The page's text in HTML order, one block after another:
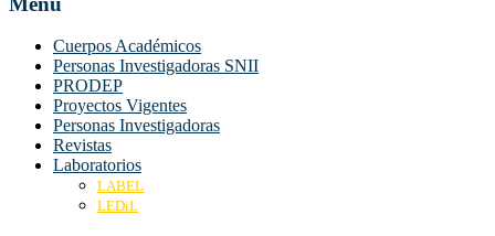
Cuerpos Académicos
Personas Investigadoras SNII
PRODEP
Proyectos Vigentes
Personas Investigadoras
Revistas
Laboratorios
LABEL
LEDiL